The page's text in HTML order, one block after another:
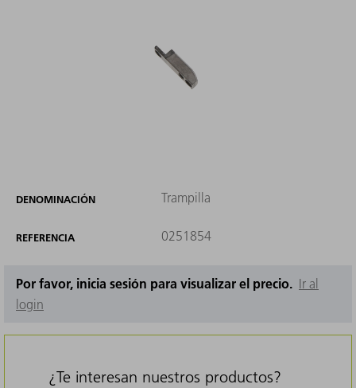
DENOMINACIÓN Trampilla
REFERENCIA 0251854
Por favor, inicia sesión para visualizar el precio. Ir al
login
¿Te interesan nuestros productos?